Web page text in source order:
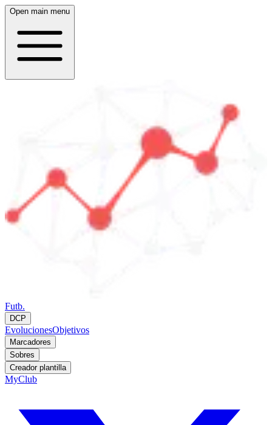
Open main menu
Futb.
DCP
EvolucionesObjetivos
Marcadores
Sobres
Creador plantilla
MyClub